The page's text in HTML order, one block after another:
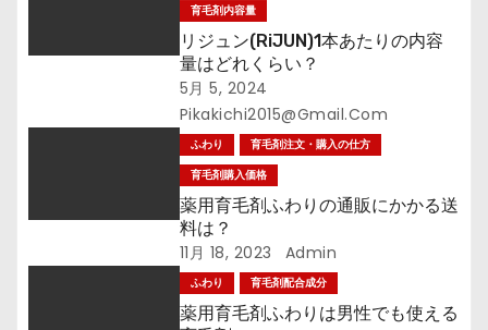
育毛剤内容量
リジュン(RiJUN)1本あたりの内容
量はどれくらい？
5月 5, 2024
Pikakichi2015@gmail.com
ふわり
育毛剤注文・購入の仕方
育毛剤購入価格
薬用育毛剤ふわりの通販にかかる送
料は？
11月 18, 2023 Admin
ふわり 育毛剤配合成分
薬用育毛剤ふわりは男性でも使える